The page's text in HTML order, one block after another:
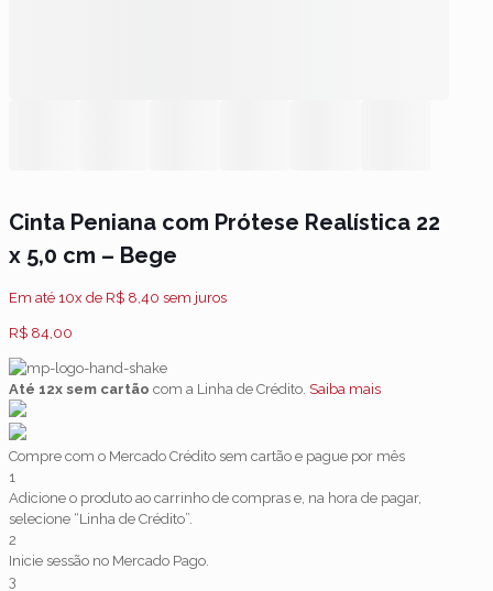
Cinta Peniana com Prótese Realística 22
x 5,0 cm – Bege
Em até 10x de R$ 8,40 sem juros
R$ 84,00
Até 12x sem cartão com a Linha de Crédito. Saiba mais
Compre com o Mercado Crédito sem cartão e pague por mês
1
Adicione o produto ao carrinho de compras e, na hora de pagar,
selecione “Linha de Crédito”.
2
Inicie sessão no Mercado Pago.
3